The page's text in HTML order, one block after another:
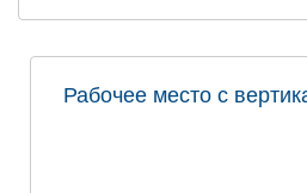
Рабочее место с